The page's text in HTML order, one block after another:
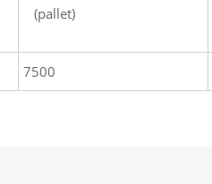
(pallet)
7500